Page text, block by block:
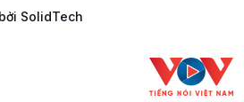
SolidTech